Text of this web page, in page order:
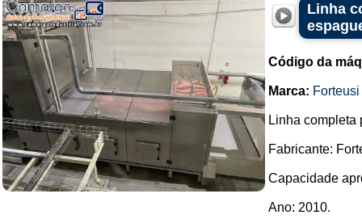
Linha
Código da
Marca: Forteusi
Linha completa
Fabricante:
Capacidade
Ano: 2010.